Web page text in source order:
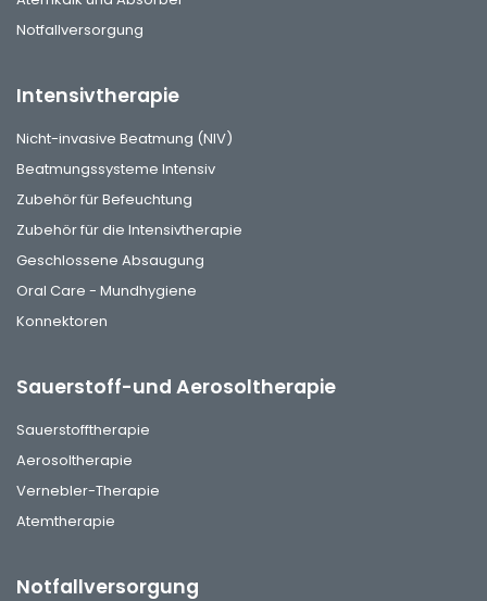
Notfallversorgung
Intensivtherapie
Nicht-invasive Beatmung (NIV)
Beatmungssysteme Intensiv
Zubehör für Befeuchtung
Zubehör für die Intensivtherapie
Geschlossene Absaugung
Oral Care - Mundhygiene
Konnektoren
Sauerstoff-und Aerosoltherapie
Sauerstofftherapie
Aerosoltherapie
Vernebler-Therapie
Atemtherapie
Notfallversorgung